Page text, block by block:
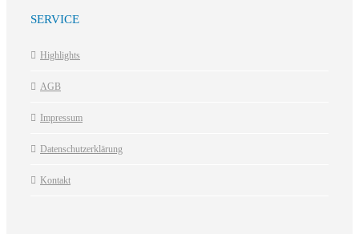
SERVICE
Highlights
AGB
Impressum
Datenschutzerklärung
Kontakt